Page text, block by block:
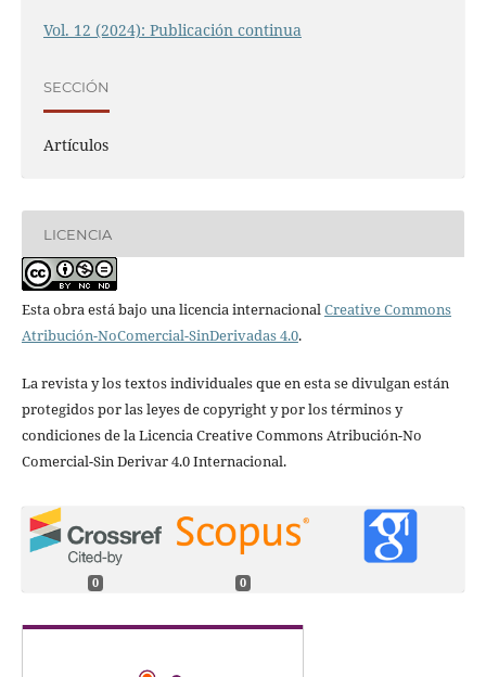
Vol. 12 (2024): Publicación continua
SECCIÓN
Artículos
LICENCIA
Esta obra está bajo una licencia internacionalCreative Commons
Atribución-NoComercial-SinDerivadas 4.0.
La revista y los textos individuales que en esta se divulgan están
protegidos por las leyes de copyright y por los términos y
condiciones de la Licencia Creative Commons Atribución-No
Comercial-Sin Derivar 4.0 Internacional.
0 0